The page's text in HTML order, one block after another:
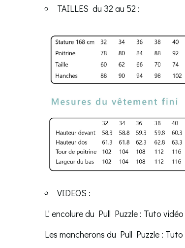
TAILLES du 32 au 52 :
VIDEOS :
L' encolure du Pull Puzzle : Tuto
Les mancherons du Pull Puzzle :